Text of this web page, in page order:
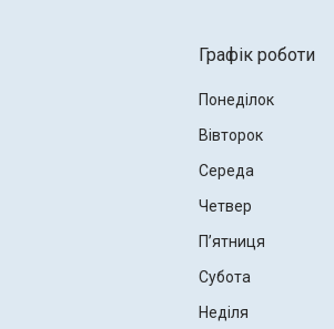
Графік роботи
Понеділок
Вівторок
Середа
Четвер
Пʼятниця
Субота
Неділя